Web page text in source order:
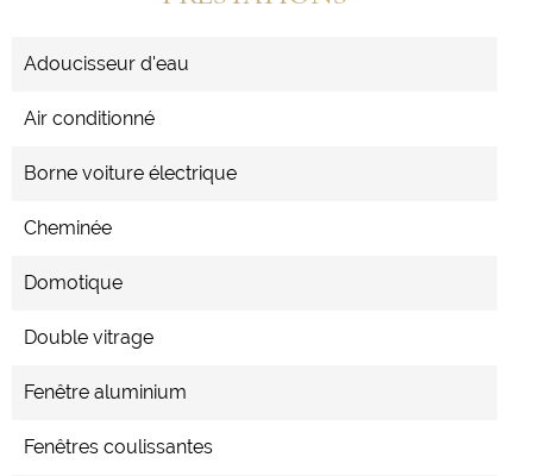
Adoucisseur d'eau
Air conditionné
Borne voiture électrique
Cheminée
Domotique
Double vitrage
Fenêtre aluminium
Fenêtres coulissantes